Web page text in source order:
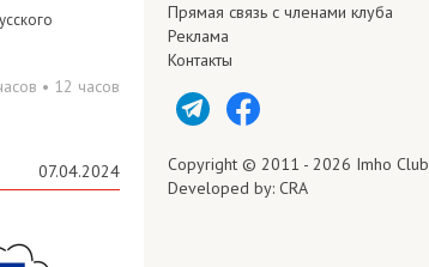
• 12 часов
07.04.2024
Прямая связь c членами клуба
Реклама
Контакты
Copyright © 2011 - 2026 Imho Club
Developed by: CRA